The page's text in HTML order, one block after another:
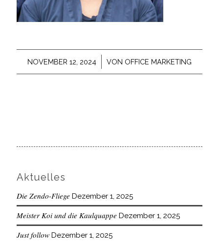
NOVEMBER 12, 2024
/ VON OFFICE MARKETING
Aktuelles
Die Zendo-Fliege Dezember 1, 2025
Meister Koi und die Kaulquappe Dezember 1, 2025
Just follow Dezember 1, 2025